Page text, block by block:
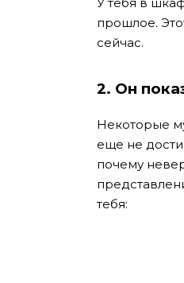
прошлое.
сейчас.
2. Он
Некоторые
еще не
почему
тебя: